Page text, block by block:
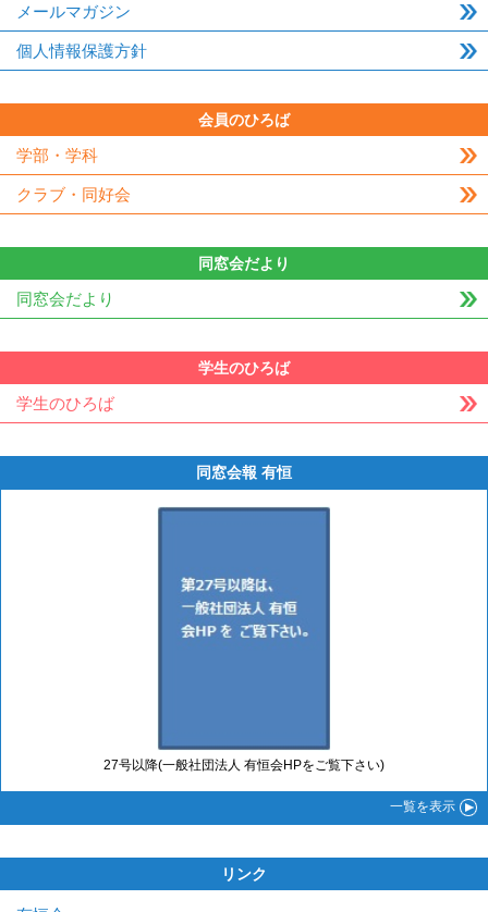
メールマガジン
個人情報保護方針
会員のひろば
学部・学科
クラブ・同好会
同窓会だより
同窓会だより
学生のひろば
学生のひろば
同窓会報 有恒
27号以降(一般社団法人 有恒会HPをご覧下さい)
一覧を表示
リンク